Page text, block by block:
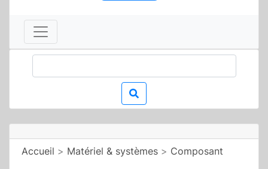
Accueil > Matériel & systèmes > Composant